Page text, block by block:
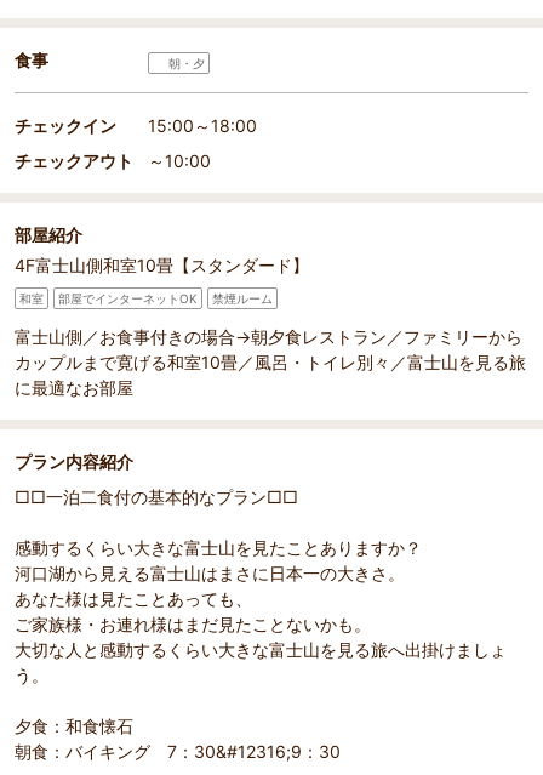
食事 朝・夕
チェックイン
15:00～18:00
チェックアウト
～10:00
部屋紹介
4F富士山側和室10畳【スタンダード】
和室 部屋でインターネットOK 禁煙ルーム
富士山側／お食事付きの場合→朝夕食レストラン／ファミリーから
カップルまで寛げる和室10畳／風呂・トイレ別々／富士山を見る旅
に最適なお部屋
プラン内容紹介
□□一泊二食付の基本的なプラン□□
感動するくらい大きな富士山を見たことありますか？
河口湖から見える富士山はまさに日本一の大きさ。
あなた様は見たことあっても、
ご家族様・お連れ様はまだ見たことないかも。
大切な人と感動するくらい大きな富士山を見る旅へ出掛けましょ
う。
夕食：和食懐石
朝食：バイキング 7：30&#12316;9：30